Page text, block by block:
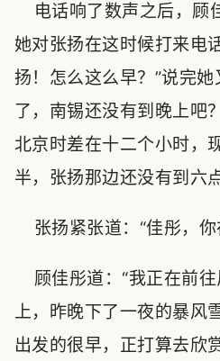
电话响了数声之后，顾
她对张扬在这时候打来电
扬！怎么这么早？”说完
了，南锡还没有到晚上吧
北京时差在十二个小时，
半，张扬那边还没有到六点
张扬紧张道：“佳彤，你
顾佳彤道：“我正在前
上，昨晚下了一夜的暴风
出发的很早，正打算去欣